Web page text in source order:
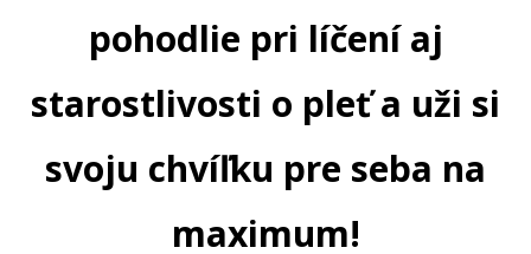
pohodlie pri líčení aj
starostlivosti o pleť a uži si
svoju chvíľku pre seba na
maximum!